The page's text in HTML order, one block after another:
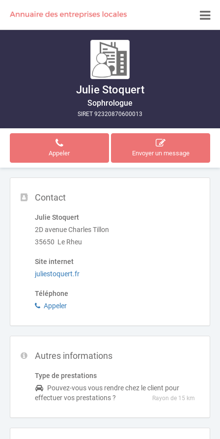
Julie Stoquert
Sophrologue
SIRET 92320870600013
Appeler Envoyer un message
Contact
Julie Stoquert
2D avenue Charles Tillon
35650 Le Rheu
Site internet
juliestoquert.fr
Téléphone
Appeler
Autres informations
Type de prestations
Pouvez-vous vous rendre chez le client pour
effectuer vos prestations ?
Rayon de 15 km